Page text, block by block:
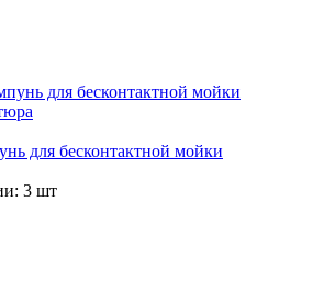
для бесконтактной мойки
3 шт